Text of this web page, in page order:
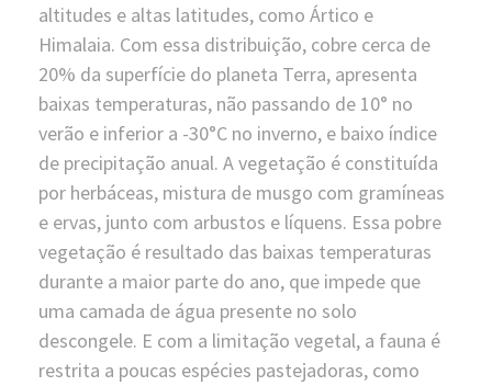
altitudes e altas latitudes, como Ártico e
Himalaia. Com essa distribuição, cobre cerca de
20% da superfície do planeta Terra, apresenta
baixas temperaturas, não passando de 10° no
verão e inferior a -30°C no inverno, e baixo índice
de precipitação anual. A vegetação é constituída
por herbáceas, mistura de musgo com gramíneas
e ervas, junto com arbustos e líquens. Essa pobre
vegetação é resultado das baixas temperaturas
durante a maior parte do ano, que impede que
uma camada de água presente no solo
descongele. E com a limitação vegetal, a fauna é
restrita a poucas espécies pastejadoras, como